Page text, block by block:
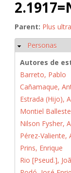
Parent: Plus ultra
Ocultar
Personas
Autores de
Barreto, Pablo
Cañamaque,
Estrada (Hijo),
Montiel
Nilson Fysher,
Pérez-Valiente,
Prins, Enrique
Rio [Pseud.],